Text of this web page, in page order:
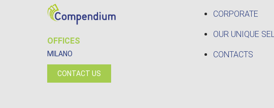
OFFICES
MILANO
CONTACT US
CORPORATE
OUR UNIQUE
CONTACTS